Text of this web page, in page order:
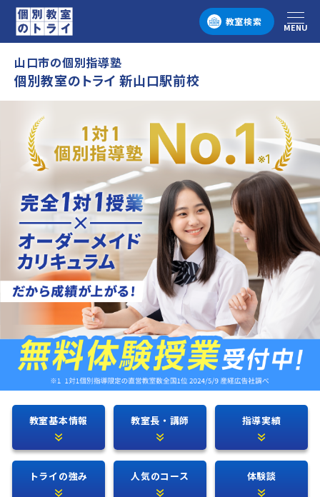
教室検索
メニュー
MENU
山口市の個別指導塾
個別教室のトライ 新山口駅前校
教室基本情報 教室長・講師 指導実績
トライの強み 人気のコース 体験談